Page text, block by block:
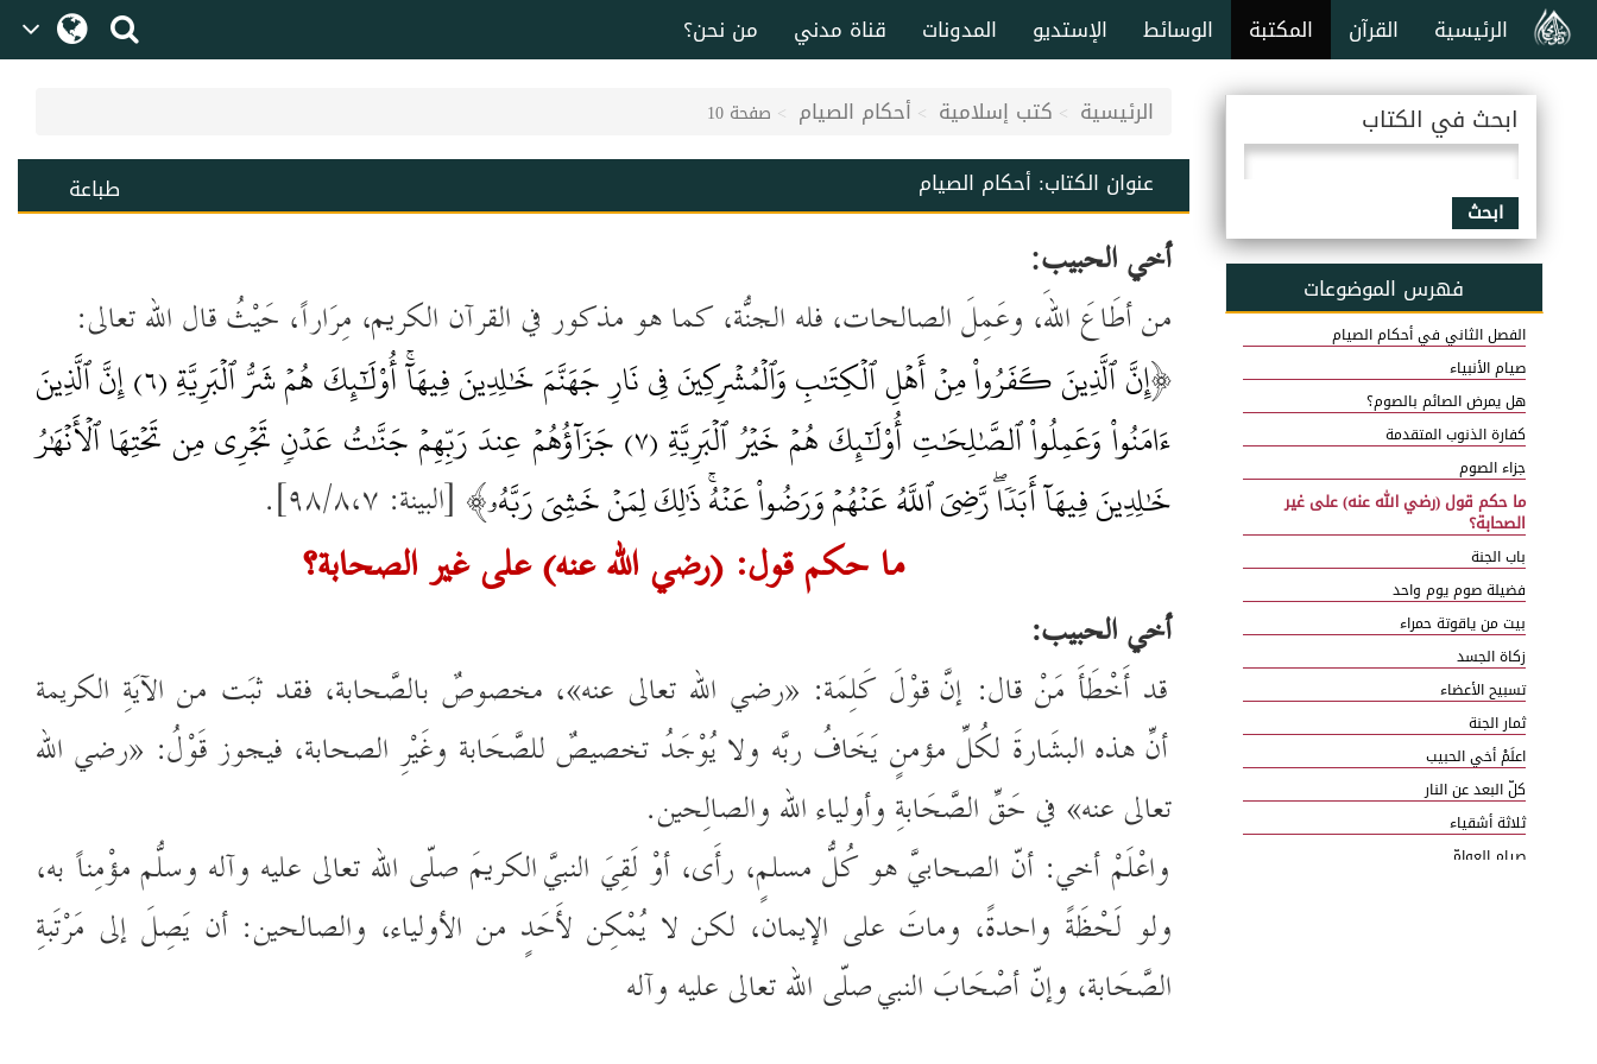
من نحن؟ قناة مدني المدونات الإستديو الوسائط المكتبة القرآن الرئيسية
الرئيسية كتب إسلامية أحكام الصيام صفحة 10
طباعة عنوان الكتاب: أحكام الصيام
أخي الحبيب:
من أطَاعَ اللهَ، وعَمِلَ الصالحات، فله الجنّةُ، كما هو مذكور في القرآن الكريم، مِرَاراً، حَيْثُ قال الله تعالى:
﴿إِنَّ ٱلَّذِينَ كَفَرُواْ مِنۡ أَهۡلِ ٱلۡكِتَٰبِ وَٱلۡمُشۡرِكِينَ فِي نَارِ جَهَنَّمَ خَٰلِدِينَ فِيهَآۚ أُوْلَٰٓئِكَ هُمۡ شَرُّ ٱلۡبَرِيَّةِ (٦)
إِنَّ ٱلَّذِينَ
ءَامَنُواْ وَعَمِلُواْ ٱلصَّٰلِحَٰتِ أُوْلَٰٓئِكَ هُمۡ خَيۡرُ ٱلۡبَرِيَّةِ (٧)
جَزَآؤُهُمۡ عِندَ رَبِّهِمۡ جَنَّٰتُ عَدۡنٖ تَجۡرِي مِن تَحۡتِهَا ٱلۡأَنۡهَٰرُ
خَٰلِدِينَ فِيهَآ أَبَدٗاۖ رَّضِيَ ٱللَّهُ عَنۡهُمۡ وَرَضُواْ عَنۡهُۚ ذَٰلِكَ لِمَنۡ خَشِيَ رَبَّهُۥ﴾ [البينة: ٩٨/٨،٧].
ما حكم قول: (رضي الله عنه) على غير الصحابة؟
أخي الحبيب:
قد أَخْطَأَ مَنْ قال: إنّ قَوْلَ كَلِمَة: «رضي الله تعالى عنه»، مخصوصٌ بالصَّحابة، فقد ثبَت من الآيَةِ الكريمة
أنّ هذه البِشَارةَ لكُلِّ مؤمنٍ يَخَافُ ربَّه ولا يُوْجَدُ تخصيصٌ للصَّحَابة وغَيْرِ الصحابة، فيجوز قَوْلُ: «رضي الله
تعالى عنه» في حَقِّ الصَّحَابةِ وأولياء الله والصالِحين.
واعْلَمْ أخي: أنّ الصحابيَّ هو كُلُّ مسلمٍ، رأَى، أوْ لَقِيَ النبيَّ الكريمَ صلّى الله تعالى عليه وآله وسلّم مُؤْمِناً به،
ولو لَحْظَةً واحدةً، وماتَ على الإيمان، لكن لا يُمْكِن لأَحَدٍ من الأولياء، والصالحين: أن يَصِلَ إلى مَرْتَبةِ
الصَّحَابة، وإنّ أصْحَابَ النبي صلّى الله تعالى عليه وآله
ابحث في الكتاب
ابحث
فهرس الموضوعات
الفصل الثاني في أحكام الصيام
صيام الأنبياء
هل يمرض الصائم بالصوم؟
كفارة الذنوب المتقدمة
جزاء الصوم
ما حكم قول (رضي الله عنه) على غير
الصحابة؟
باب الجنة
فضيلة صوم يوم واحد
بيت من ياقوتة حمراء
زكاة الجسد
تسبيح الأعضاء
ثمار الجنة
اعلَمْ أخي الحبيب
كلّ البعد عن النار
ثلاثة أشقياء
صيام العوامّ